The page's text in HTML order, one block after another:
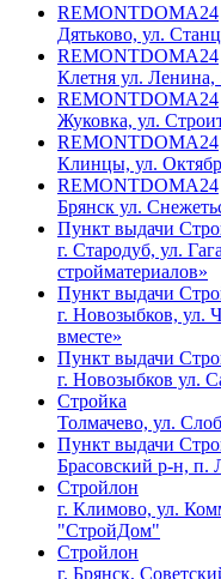
REMONTDOMA24
Дятьково, ул.
REMONTDOMA24
Клетня ул. Ленина,
REMONTDOMA24
Жуковка, ул.
REMONTDOMA24
Клинцы, ул.
REMONTDOMA24
Брянск ул.
Пункт выдачи
г. Стародуб, ул.
стройматериалов»
Пункт выдачи
г. Новозыбков, ул.
вместе»
Пункт выдачи
г. Новозыбков ул.
Стройка
Толмачево, ул.
Пункт выдачи
Брасовский р-н, п.
Стройлон
г. Климово, ул.
"СтройДом"
Стройлон
г. Брянск,